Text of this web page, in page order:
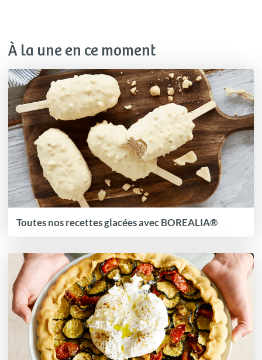
À la une en ce moment
Toutes nos recettes glacées avec BOREALIA®